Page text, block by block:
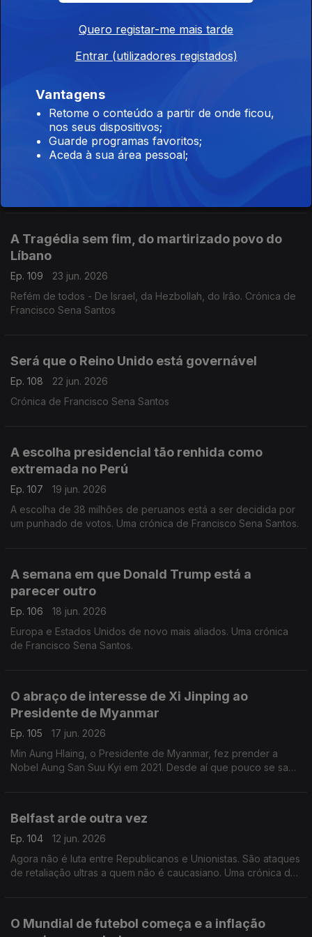
É tempo de primárias nos Estados Unidos
Israel mantem Gaza como território interdito
Ep. 110
24 jun. 2026
A Tragédia sem fim, do martirizado povo do
Líbano
Ep. 109
23 jun. 2026
Refém de todos - De Israel, da Hezbollah, do Irão. Crónica de
Francisco Sena Santos
Será que o Reino Unido está governável
Ep. 108
22 jun. 2026
Crónica de Francisco Sena Santos
A escolha presidencial tão renhida como
extremada no Perú
Ep. 107
19 jun. 2026
A escolha de 38 milhões de peruanos está a ser decidida por
um punhado de votos. Uma crónica de Francisco Sena Santos.
A semana em que Donald Trump está a
parecer outro
Ep. 106
18 jun. 2026
Europa e Estados Unidos de novo mais aliados. Uma crónica
de Francisco Sena Santos.
O abraço de interesse de Xi Jinping ao
Presidente de Myanmar
Ep. 105
17 jun. 2026
Min Aung Hlaing, o Presidente de Myanmar, fez prender a
Nobel Aung San Suu Kyi em 2021. Desde aí que pouco se sabe
Belfast arde outra vez
Ep. 104
12 jun. 2026
Agora não é luta entre Republicanos e Unionistas. São ataques
de retaliação ultras a quem não é caucasiano. Uma crónica de
O Mundial de futebol começa e a inflação
Quero registar-me mais tarde
Entrar (utilizadores registados)
Vantagens
Retome o conteúdo a partir de onde ficou,
nos seus dispositivos;
Guarde programas favoritos;
Aceda à sua área pessoal;